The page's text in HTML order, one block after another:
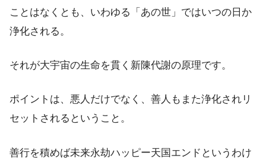
ことはなくとも、いわゆる「あの世」ではいつの日か
浄化される。
それが大宇宙の生命を貫く新陳代謝の原理です。
ポイントは、悪人だけでなく、善人もまた浄化されリ
セットされるということ。
善行を積めば未来永劫ハッピー天国エンドというわけ